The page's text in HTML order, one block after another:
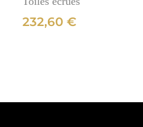
232,60 €